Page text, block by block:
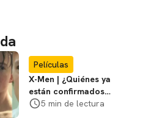
Películas
X-Men | ¿Quiénes ya
están confirmados
en la película de
5 min de lectura